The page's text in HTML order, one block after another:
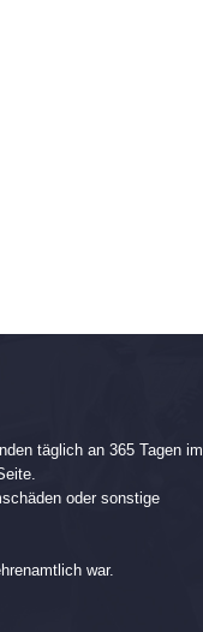
täglich an 365 Tagen im
oder sonstige
war.